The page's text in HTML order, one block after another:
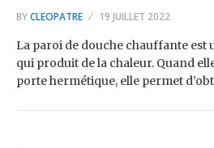
BYCLEOPATRE 19 JUILLET 2022
La paroi de douche chauffante est
qui produit de la chaleur. Quand
porte hermétique, elle permet